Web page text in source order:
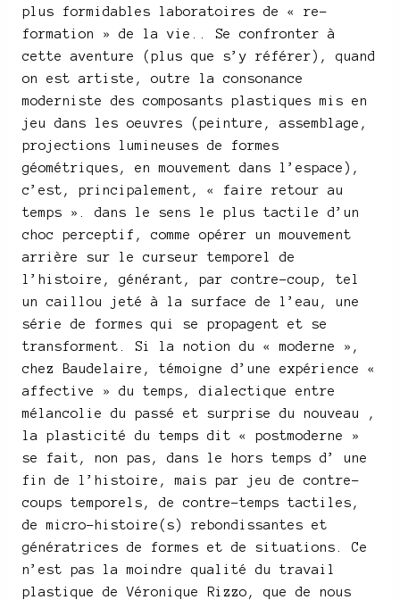
plus formidables laboratoires de « re-
formation » de la vie.. Se confronter à
cette aventure (plus que s’y référer), quand
on est artiste, outre la consonance
moderniste des composants plastiques mis en
jeu dans les oeuvres (peinture, assemblage,
projections lumineuses de formes
géométriques, en mouvement dans l’espace),
c’est, principalement, « faire retour au
temps ». dans le sens le plus tactile d’un
choc perceptif, comme opérer un mouvement
arrière sur le curseur temporel de
l’histoire, générant, par contre-coup, tel
un caillou jeté à la surface de l’eau, une
série de formes qui se propagent et se
transforment. Si la notion du « moderne »,
chez Baudelaire, témoigne d’une expérience «
affective » du temps, dialectique entre
mélancolie du passé et surprise du nouveau ,
la plasticité du temps dit « postmoderne »
se fait, non pas, dans le hors temps d’ une
fin de l’histoire, mais par jeu de contre-
coups temporels, de contre-temps tactiles,
de micro-histoire(s) rebondissantes et
génératrices de formes et de situations. Ce
n’est pas la moindre qualité du travail
plastique de Véronique Rizzo, que de nous